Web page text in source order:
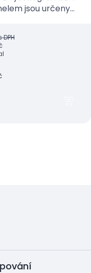
jsou určeny